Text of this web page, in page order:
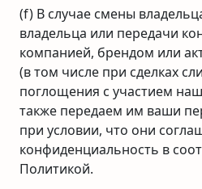
(f) В случае смены
владельца или передачи
компанией, брендом или
(в том числе при сделках
поглощения с участием
также передаем им ваши
при условии, что они
конфиденциальность в
Политикой.